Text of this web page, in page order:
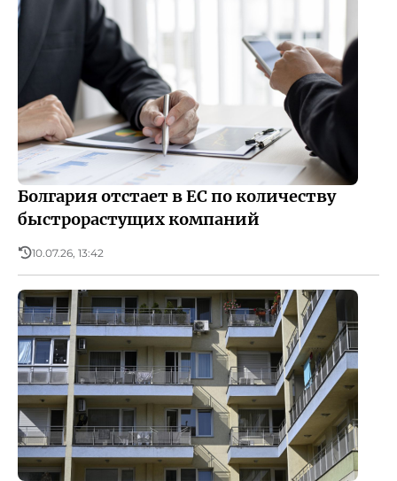
Болгария отстает в ЕС по количеству
быстрорастущих компаний
10.07.26, 13:42